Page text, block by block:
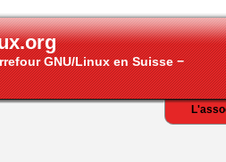
GNU/Linux en Suisse −